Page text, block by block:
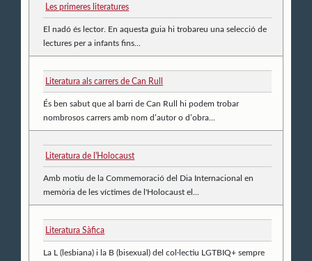
Les primeres literatures
El nadó és lector. En aquesta guia hi trobareu una selecció de
lectures per a infants fins...
Literatura als carrers de Can Rull
És ben sabut que al barri de Can Rull hi podem trobar
nombrosos carrers amb nom d’autor o d’obra...
Literatura de l'Holocaust
Amb motiu de la Commemoració del Dia Internacional en
memòria de les víctimes de l'Holocaust el...
Literatura Sàfica
La L (lesbiana) i la B (bisexual) del col·lectiu LGTBIQ+ sempre